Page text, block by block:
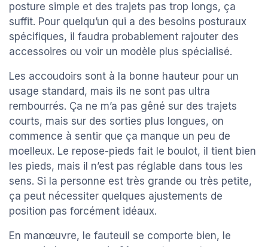
posture simple et des trajets pas trop longs, ça
suffit. Pour quelqu’un qui a des besoins posturaux
spécifiques, il faudra probablement rajouter des
accessoires ou voir un modèle plus spécialisé.
Les accoudoirs sont à la bonne hauteur pour un
usage standard, mais ils ne sont pas ultra
rembourrés. Ça ne m’a pas gêné sur des trajets
courts, mais sur des sorties plus longues, on
commence à sentir que ça manque un peu de
moelleux. Le repose-pieds fait le boulot, il tient bien
les pieds, mais il n’est pas réglable dans tous les
sens. Si la personne est très grande ou très petite,
ça peut nécessiter quelques ajustements de
position pas forcément idéaux.
En manœuvre, le fauteuil se comporte bien, le